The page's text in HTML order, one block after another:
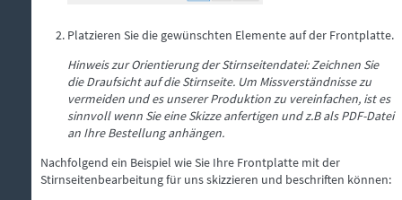
Platzieren Sie die gewünschten Elemente auf der Frontplatte.
Hinweis zur Orientierung der Stirnseitendatei: Zeichnen Sie
die Draufsicht auf die Stirnseite. Um Missverständnisse zu
vermeiden und es unserer Produktion zu vereinfachen, ist es
sinnvoll wenn Sie eine Skizze anfertigen und z.B als PDF-Datei
an Ihre Bestellung anhängen.
Nachfolgend ein Beispiel wie Sie Ihre Frontplatte mit der
Stirnseitenbearbeitung für uns skizzieren und beschriften können: